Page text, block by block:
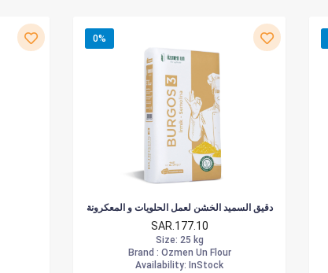
0%
دقيق السميد الخشن لعمل الحلويات و المعكرونة
SAR.177.10
Size: 25 kg
Brand : Ozmen Un Flour
Availability: InStock